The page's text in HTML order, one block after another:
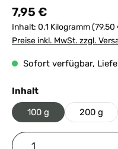
Regulärer Preis:
7,95 €
Inhalt: 0.1 Kilogramm(79,50
Preise inkl. MwSt. zzgl.
Sofort verfügbar,
Inhaltauswählen
100 g 200 g
Produkt Anzahl: Gib